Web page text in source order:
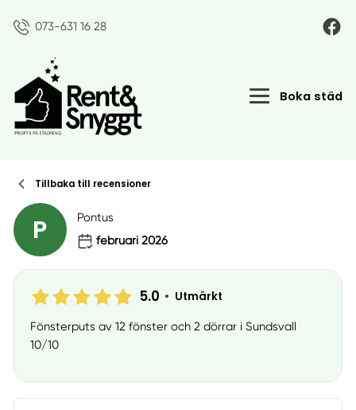
073-631 16 28
Boka städ
Tillbaka till recensioner
P
Pontus
februari 2026
5.0 • Utmärkt
Fönsterputs av 12 fönster och 2 dörrar i Sundsvall
10/10